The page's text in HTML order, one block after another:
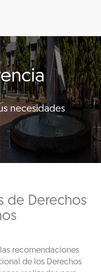
necesidades
de Derechos
recomendaciones
de los Derechos